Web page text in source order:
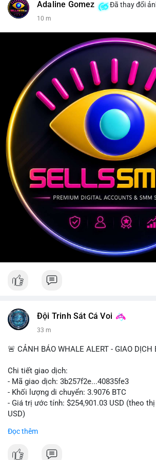
Adaline Gomez Đã thay đổi
10 m
Đội Trinh Sát Cá Voi
33 m
🚨 CẢNH BÁO WHALE ALERT - GIAO DỊCH
Chi tiết giao dịch:
- Mã giao dịch: 3b257f2e...40835fe3
- Khối lượng di chuyển: 3.9076 BTC
- Giá trị ước tính: $254,901.03 USD (theo
USD)
255 nghìn USD) được chuyển trong một
Đọc thêm